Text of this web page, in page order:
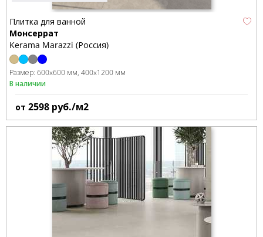
Плитка для ванной
Монсеррат
Kerama Marazzi (Россия)
Размер: 600x600 мм 400x1200 мм
В наличии
от 2598 руб./м2